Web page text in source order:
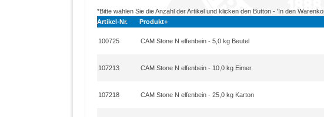
*Bitte wählen Sie die Anzahl der Artikel und klicken den Button - 'In den
Artikel-Nr.
Produkt+
100725 CAM Stone N elfenbein - 5,0 kg Beutel
107213 CAM Stone N elfenbein - 10,0 kg Eimer
107218 CAM Stone N elfenbein - 25,0 kg Karton